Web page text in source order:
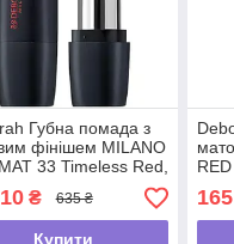
Губна помада з
фінішем MILANO
33 Timeless Red,
₴ 635 ₴
Купити
4.4 г